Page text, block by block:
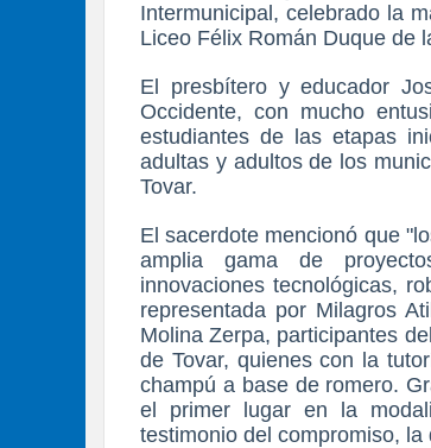
Intermunicipal, celebrado la
Liceo Félix Román Duque de
El presbítero y educador
Occidente, con mucho
estudiantes de las etapas
adultas y adultos de los
Tovar.
El sacerdote mencionó que
amplia gama de
innovaciones tecnológicas,
representada por Milagros
Molina Zerpa, participantes
de Tovar, quienes con la
champú a base de romero.
el primer lugar en la
testimonio del compromiso,